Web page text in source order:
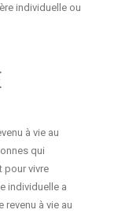
individuelle ou
à vie au
qui
pour vivre
individuelle a
revenu à vie au